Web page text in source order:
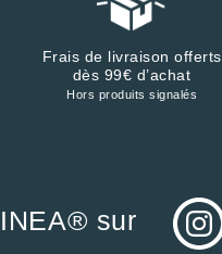
Frais de livraison offerts
dès 99€ d’achat
Hors produits signalés
sur